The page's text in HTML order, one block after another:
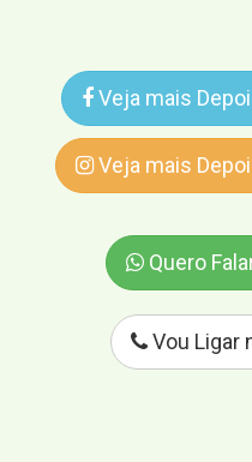
Veja mais
Veja mais
Quero
Vou Ligar